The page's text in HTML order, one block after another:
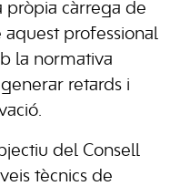
pròpia càrrega de
aquest professional
la normativa
retards i
del Consell
tècnics de